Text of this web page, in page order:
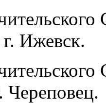
Ижевск.
Череповец.